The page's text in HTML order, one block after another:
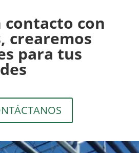
contacto con
crearemos
para tus